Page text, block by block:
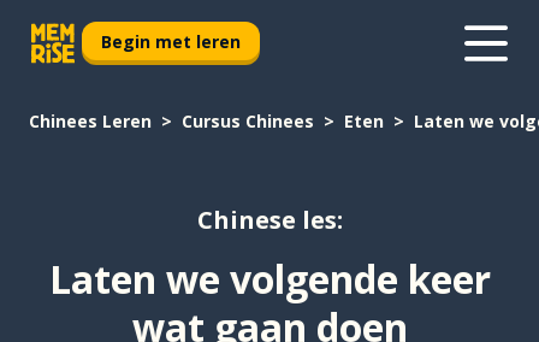
Begin met leren
Chinees Leren Cursus Chinees Eten Laten we
Chinese les:
Laten we volgende keer
wat gaan doen